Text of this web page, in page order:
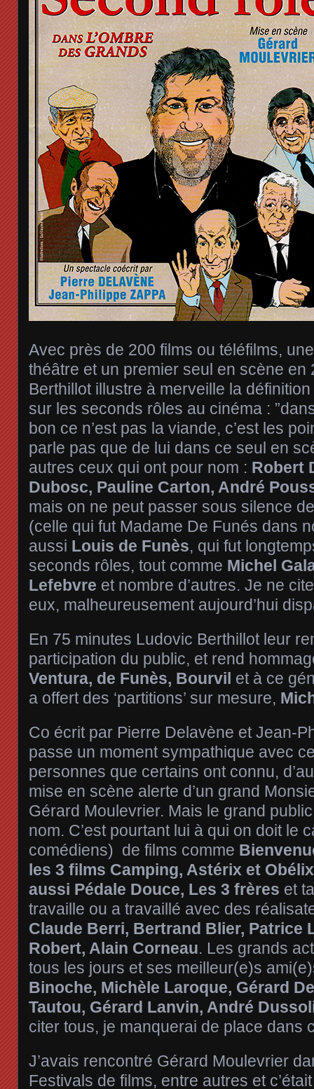
Avec près de 200 films ou téléfilms,
théâtre et un premier seul en scène en
Berthillot illustre à merveille la
sur les seconds rôles au cinéma :
bon ce n’est pas la viande, c’est les
parle pas que de lui dans ce seul en
autres ceux qui ont pour nom : Robert
Dubosc, Pauline Carton, André
mais on ne peut passer sous silence
(celle qui fut Madame De Funés dans
aussi Louis de Funès, qui fut
seconds rôles, tout comme Michel
Lefebvre et nombre d’autres. Je ne
eux, malheureusement aujourd’hui
En 75 minutes Ludovic Berthillot leur
participation du public, et rend
Ventura, de Funès, Bourvil et à ce
a offert des ‘partitions’ sur mesure,
Co écrit par Pierre Delavène et Jean-
passe un moment sympathique avec
personnes que certains ont connu,
mise en scène alerte d’un grand
Gérard Moulevrier. Mais le grand
nom. C’est pourtant lui à qui on doit le
comédiens) de films comme
les 3 films Camping, Astérix et
aussi Pédale Douce, Les 3 frères et
travaille ou a travaillé avec des
Claude Berri, Bertrand Blier, Patrice
Robert, Alain Corneau. Les grands
tous les jours et ses meilleur(e)s
Binoche, Michèle Laroque, Gérard
Tautou, Gérard Lanvin, André
citer tous, je manquerai de place dans
J’avais rencontré Gérard Moulevrier
Festivals de films, entre autres et